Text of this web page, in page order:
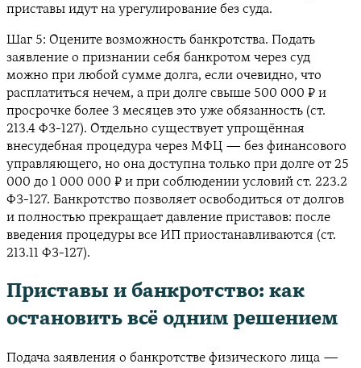
приставы идут на урегулирование без суда.
Шаг 5: Оцените возможность банкротства. Подать
заявление о признании себя банкротом через суд
можно при любой сумме долга, если очевидно, что
расплатиться нечем, а при долге свыше 500 000 ₽ и
просрочке более 3 месяцев это уже обязанность (ст.
213.4 ФЗ-127). Отдельно существует упрощённая
внесудебная процедура через МФЦ — без финансового
управляющего, но она доступна только при долге от 25
000 до 1 000 000 ₽ и при соблюдении условий ст. 223.2
ФЗ-127. Банкротство позволяет освободиться от долгов
и полностью прекращает давление приставов: после
введения процедуры все ИП приостанавливаются (ст.
213.11 ФЗ-127).
Приставы и банкротство: как
остановить всё одним решением
Подача заявления о банкротстве физического лица —